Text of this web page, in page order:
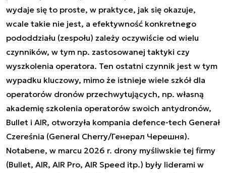
wydaje się to proste, w praktyce, jak się okazuje,
wcale takie nie jest, a efektywność konkretnego
pododdziału (zespołu) zależy oczywiście od wielu
czynników, w tym np. zastosowanej taktyki czy
wyszkolenia operatora. Ten ostatni czynnik jest w tym
wypadku kluczowy, mimo że istnieje wiele szkół dla
operatorów dronów przechwytujących, np. własną
akademię szkolenia operatorów swoich antydronów,
Bullet i AIR, otworzyła kompania defence-tech Generał
Czereśnia (General Cherry/Генерал Черешня).
Notabene, w marcu 2026 r. drony myśliwskie tej firmy
(Bullet, AIR, AIR Pro, AIR Speed itp.) były liderami w